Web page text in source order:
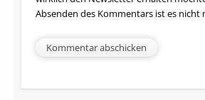
Absenden des Kommentars ist es nicht